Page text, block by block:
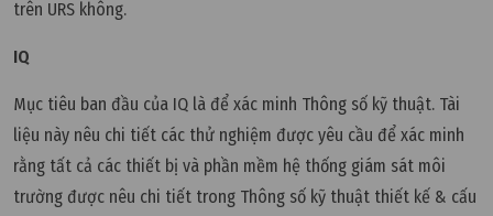
trên URS không.
IQ
Mục tiêu ban đầu của IQ là để xác minh Thông số kỹ thuật. Tài
liệu này nêu chi tiết các thử nghiệm được yêu cầu để xác minh
rằng tất cả các thiết bị và phần mềm hệ thống giám sát môi
trường được nêu chi tiết trong Thông số kỹ thuật thiết kế & cấu